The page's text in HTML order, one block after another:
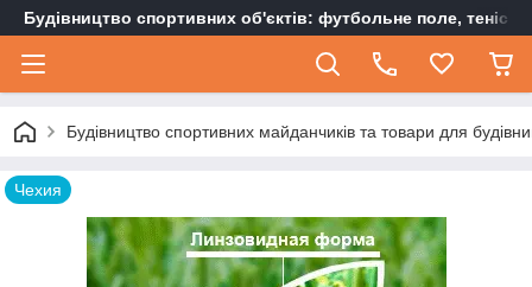
Будівництво спортивних об'єктів: футбольне поле,
Будівництво спортивних майданчиків та товари для
Чехия